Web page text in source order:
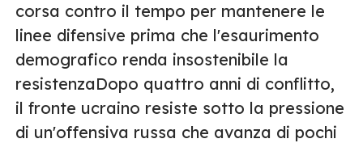
corsa contro il tempo per mantenere le
linee difensive prima che l'esaurimento
demografico renda insostenibile la
resistenzaDopo quattro anni di conflitto,
il fronte ucraino resiste sotto la pressione
di un'offensiva russa che avanza di pochi